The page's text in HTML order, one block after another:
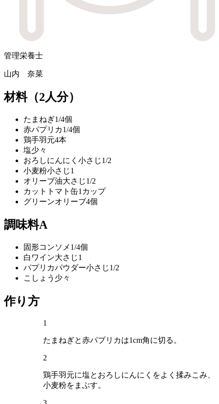
管理栄養士
山内 奈菜
材料（2人分）
たまねぎ1/4個
赤パプリカ1/4個
鶏手羽元4本
塩少々
おろしにんにく 小さじ1/2
小麦粉小さじ1
オリーブ油大さじ1/2
カットトマト缶1カップ
グリーンオリーブ4個
調味料A
固形コンソメ 1/4個
白ワイン大さじ1
パプリカパウダー小さじ1/2
こしょう 少々
作り方
1
たまねぎと赤パプリカは1cm角に切る。
2
鶏手羽元に塩とおろしにんにくをよく揉みこみ、
小麦粉をまぶす。